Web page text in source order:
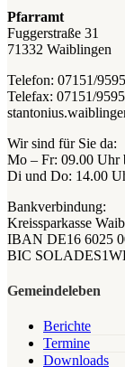
Pfarramt
Fuggerstraße 31
71332 Waiblingen
Telefon: 07151/
Telefax: 07151/
Wir sind für Sie da:
Mo – Fr: 09.00 Uhr
Di und Do: 14.00
Bankverbindung:
Kreissparkasse
IBAN DE16 6025
BIC
Gemeindeleben
Berichte
Termine
Downloads